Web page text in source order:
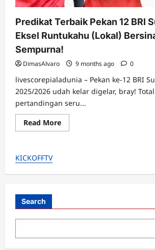
Predikat Terbaik Pekan 12 BRI
Eksel Runtukahu (Lokal)
Sempurna!
DimasAlvaro 9 months ago 0
livescorepialadunia – Pekan ke-12 BRI
2025/2026 udah kelar digelar, bray!
pertandingan seru...
Read MoreRead
more
BRI
(Lokal)
Borneo
Sempurna!
KICKOFFTV
Search